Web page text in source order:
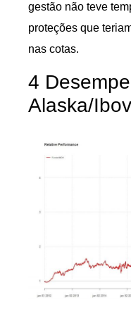
gestão não teve
proteções que
nas cotas.
4
Alaska/